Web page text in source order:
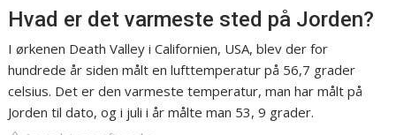
Hvad er det varmeste sted på Jorden?
I ørkenen Death Valley i Californien, USA, blev der for
hundrede år siden målt en lufttemperatur på 56,7 grader
celsius. Det er den varmeste temperatur, man har målt på
Jorden til dato, og i juli i år målte man 53, 9 grader.